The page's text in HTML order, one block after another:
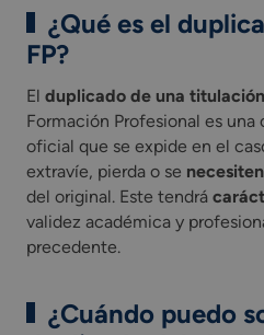
¿Qué es el
FP?
El duplicado de una titulación
Formación Profesional es
oficial que se expide en el
extravíe, pierda o se
del original. Este tendrá
validez académica y
precedente.
¿Cuándo puedo